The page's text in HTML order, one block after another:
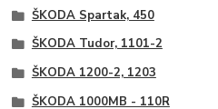
ŠKODA Spartak, 450
ŠKODA Tudor, 1101-2
ŠKODA 1200-2, 1203
ŠKODA 1000MB - 110R